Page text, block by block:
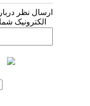
ارسال نظر
الکترونیک شما: